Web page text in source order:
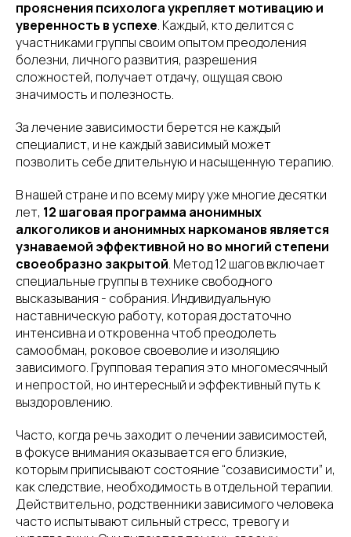
прояснения психолога укрепляет мотивацию и
уверенность в успехе. Каждый, кто делится с
участниками группы своим опытом преодоления
болезни, личного развития, разрешения
сложностей, получает отдачу, ощущая свою
значимость и полезность.
За лечение зависимости берется не каждый
специалист, и не каждый зависимый может
позволить себе длительную и насыщенную терапию.
В нашей стране и по всему миру уже многие десятки
лет, 12 шаговая программа анонимных
алкоголиков и анонимных наркоманов является
узнаваемой эффективной но во многий степени
своеобразно закрытой. Метод 12 шагов включает
специальные группы в технике свободного
высказывания - собрания. Индивидуальную
наставническую работу, которая достаточно
интенсивна и откровенна чтоб преодолеть
самообман, роковое своеволие и изоляцию
зависимого. Групповая терапия это многомесячный
и непростой, но интересный и эффективный путь к
выздоровлению.
Часто, когда речь заходит о лечении зависимостей,
в фокусе внимания оказывается его близкие,
которым приписывают состояние “созависимости” и,
как следствие, необходимость в отдельной терапии.
Действительно, родственники зависимого человека
часто испытывают сильный стресс, тревогу и